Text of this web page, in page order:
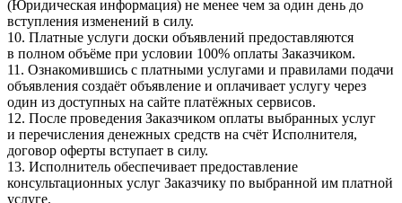
(Юридическая информация) не менее чем за один день до
вступления изменений в силу.
10. Платные услуги доски объявлений предоставляются
в полном объёме при условии 100% оплаты Заказчиком.
11. Ознакомившись с платными услугами и правилами подачи
объявления создаёт объявление и оплачивает услугу через
один из доступных на сайте платёжных сервисов.
12. После проведения Заказчиком оплаты выбранных услуг
и перечисления денежных средств на счёт Исполнителя,
договор оферты вступает в силу.
13. Исполнитель обеспечивает предоставление
консультационных услуг Заказчику по выбранной им платной
услуге.